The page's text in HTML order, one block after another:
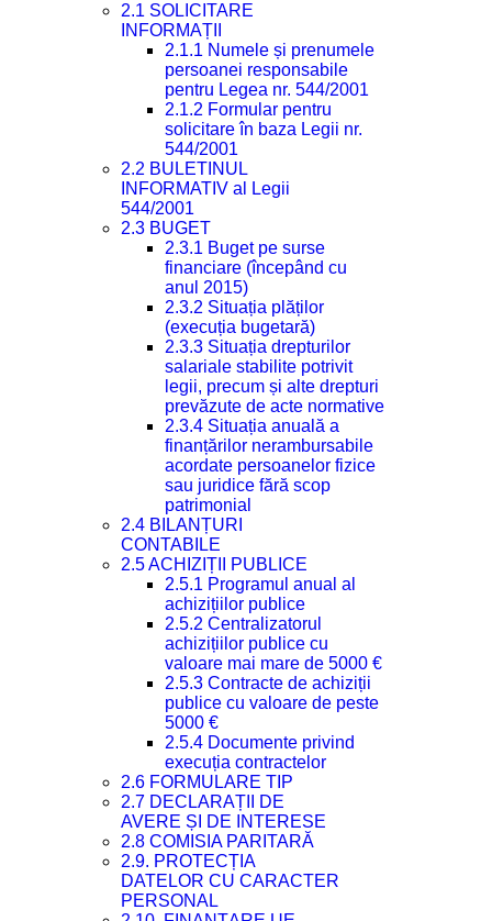
2.1 SOLICITARE
INFORMAȚII
2.1.1 Numele și prenumele
persoanei responsabile
pentru Legea nr. 544/2001
2.1.2 Formular pentru
solicitare în baza Legii nr.
544/2001
2.2 BULETINUL
INFORMATIV al Legii
544/2001
2.3 BUGET
2.3.1 Buget pe surse
financiare (începând cu
anul 2015)
2.3.2 Situația plăților
(execuția bugetară)
2.3.3 Situația drepturilor
salariale stabilite potrivit
legii, precum și alte drepturi
prevăzute de acte normative
2.3.4 Situația anuală a
finanțărilor nerambursabile
acordate persoanelor fizice
sau juridice fără scop
patrimonial
2.4 BILANȚURI
CONTABILE
2.5 ACHIZIȚII PUBLICE
2.5.1 Programul anual al
achizițiilor publice
2.5.2 Centralizatorul
achizițiilor publice cu
valoare mai mare de 5000 €
2.5.3 Contracte de achiziții
publice cu valoare de peste
5000 €
2.5.4 Documente privind
execuția contractelor
2.6 FORMULARE TIP
2.7 DECLARAȚII DE
AVERE ȘI DE INTERESE
2.8 COMISIA PARITARĂ
2.9. PROTECȚIA
DATELOR CU CARACTER
PERSONAL